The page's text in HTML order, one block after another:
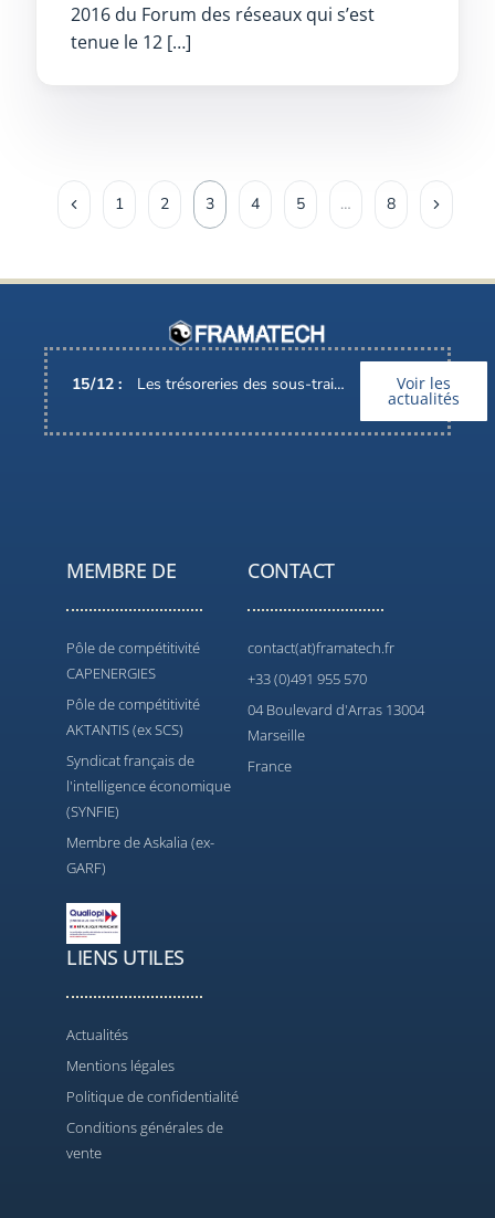
2016 du Forum des réseaux qui s’est
tenue le 12 […]
1 2 3 4 5 … 8
15/12 : Les trésoreries des sous-traitants électroniques sont mises à mal (PGE) Voir les
actualités
MEMBRE DE
Pôle de compétitivité
CAPENERGIES
Pôle de compétitivité
AKTANTIS (ex SCS)
Syndicat français de
l'intelligence économique
(SYNFIE)
Membre de Askalia (ex-
GARF)
CONTACT
contact(at)framatech.fr
+33 (0)491 955 570
04 Boulevard d'Arras 13004
Marseille
France
LIENS UTILES
Actualités
Mentions légales
Politique de confidentialité
Conditions générales de
vente